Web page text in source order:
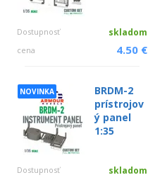
Dostupnosť skladom
cena 4.50 €
NOVINKA
BRDM-2
prístrojov
ý panel
1:35
Dostupnosť skladom